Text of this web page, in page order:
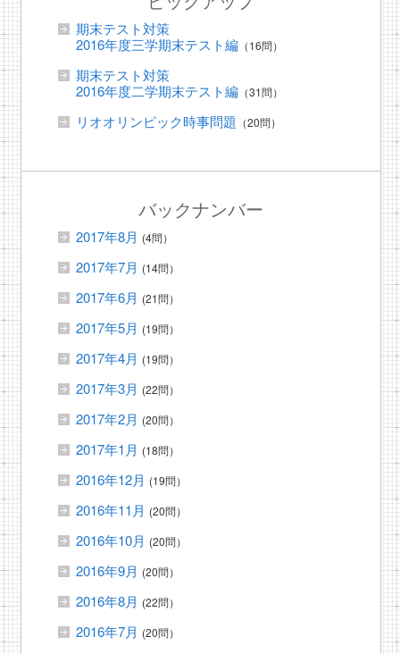
期末テスト対策
2016年度三学期末テスト編（16問）
期末テスト対策
2016年度二学期末テスト編（31問）
リオオリンピック時事問題 （20問）
バックナンバー
2017年8月 (4問）
2017年7月 (14問）
2017年6月 (21問）
2017年5月 (19問）
2017年4月 (19問）
2017年3月 (22問）
2017年2月 (20問）
2017年1月 (18問）
2016年12月 (19問）
2016年11月 (20問）
2016年10月 (20問）
2016年9月 (20問）
2016年8月 (22問）
2016年7月 (20問）